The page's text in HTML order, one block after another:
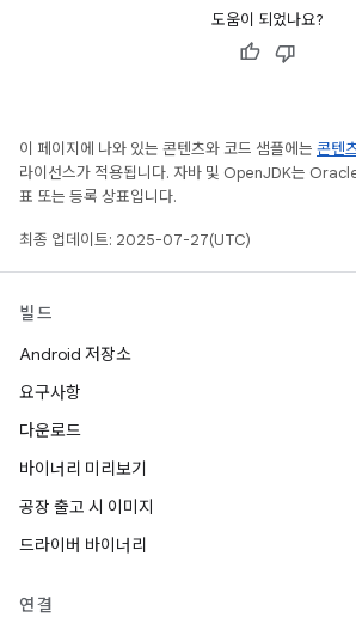
도움이 되었나요?
이 페이지에 나와 있는 콘텐츠와 코드 샘플에는 콘텐
라이선스가 적용됩니다. 자바 및 OpenJDK는
표 또는 등록 상표입니다.
최종 업데이트: 2025-07-27(UTC)
빌드
Android 저장소
요구사항
다운로드
바이너리 미리보기
공장 출고 시 이미지
드라이버 바이너리
연결